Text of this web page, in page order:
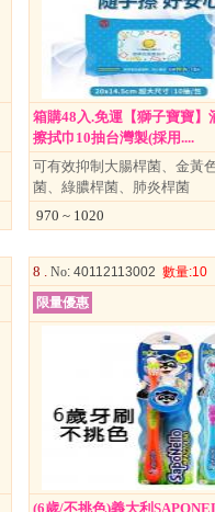
箱購48入.免運【獅子寶寶】
擦拭巾10抽台灣製(採用....
可有效抑制大腸桿菌、金黃
菌、綠膿桿菌、肺炎桿菌
970 ~ 1020
8 . No: 40112113002 數量:10
限量優惠
(6歲/不挑色)義大利